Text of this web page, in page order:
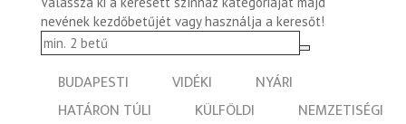
nevének kezdőbetűjét vagy használja a keresőt!
BUDAPESTI VIDÉKI
NYÁRI
HATÁRON TÚLI
KÜLFÖLDI
NEMZETISÉGI